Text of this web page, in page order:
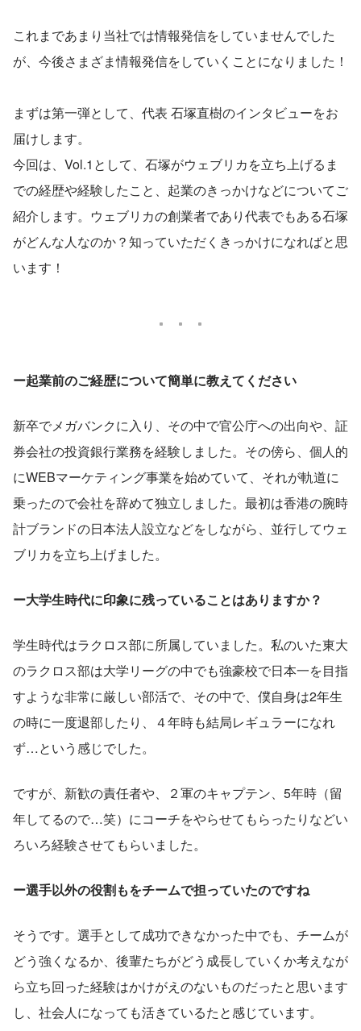
これまであまり当社では情報発信をしていませんでした
が、今後さまざま情報発信をしていくことになりました！
まずは第一弾として、代表 石塚直樹のインタビューをお
届けします。
今回は、Vol.1として、石塚がウェブリカを立ち上げるま
での経歴や経験したこと、起業のきっかけなどについてご
紹介します。ウェブリカの創業者であり代表でもある石塚
がどんな人なのか？知っていただくきっかけになればと思
います！
ー起業前のご経歴について簡単に教えてください
新卒でメガバンクに入り、その中で官公庁への出向や、証
券会社の投資銀行業務を経験しました。その傍ら、個人的
にWEBマーケティング事業を始めていて、それが軌道に
乗ったので会社を辞めて独立しました。最初は香港の腕時
計ブランドの日本法人設立などをしながら、並行してウェ
ブリカを立ち上げました。
ー大学生時代に印象に残っていることはありますか？
学生時代はラクロス部に所属していました。私のいた東大
のラクロス部は大学リーグの中でも強豪校で日本一を目指
すような非常に厳しい部活で、その中で、僕自身は2年生
の時に一度退部したり、４年時も結局レギュラーになれ
ず…という感じでした。
ですが、新歓の責任者や、２軍のキャプテン、5年時（留
年してるので…笑）にコーチをやらせてもらったりなどい
ろいろ経験させてもらいました。
ー選手以外の役割もをチームで担っていたのですね
そうです。選手として成功できなかった中でも、チームが
どう強くなるか、後輩たちがどう成長していくか考えなが
ら立ち回った経験はかけがえのないものだったと思います
し、社会人になっても活きているたと感じています。